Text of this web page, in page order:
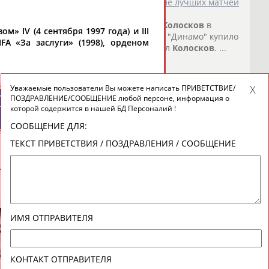
футбольного союза (РФС)
Колосков в
высокий уровень фу... ... тур подряд. "Динамо" купило
они игру команды не усилили", - сказал Колосков. ...
на стадионах крепкий алкоголь
футбольного союза (РФС)Вячеслав Колосковзаявил
к инициа... ...никто ради этого на стадион не
президент Российской премьер-лиги (РПЛ)...
СТАДИОН)
рассылке: 996
IV (4 сентября 1997 года) и III
«За заслуги» (1998), орденом
СПОРТИВНЫЕ
НОВОСТИ И
Дмитрий
Уважаемые пользователи Вы можете написать ПРИВЕТСТВИЕ/
ПОЗДРАВЛЕНИЕ/СООБЩЕНИЕ любой персоне, информация о
которой содержится в нашей БД Персоналий !
СООБЩЕНИЕ ДЛЯ:
ТЕКСТ ПРИВЕТСТВИЯ / ПОЗДРАВЛЕНИЯ / СООБЩЕНИЕ
ИМЯ ОТПРАВИТЕЛЯ
КОНТАКТ ОТПРАВИТЕЛЯ